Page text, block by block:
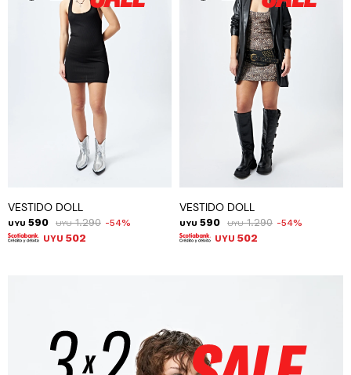
VESTIDO DOLL
UYU 590 UYU 1.290 54
UYU 502
VESTIDO DOLL
UYU 590 UYU 1.290 54
UYU 502